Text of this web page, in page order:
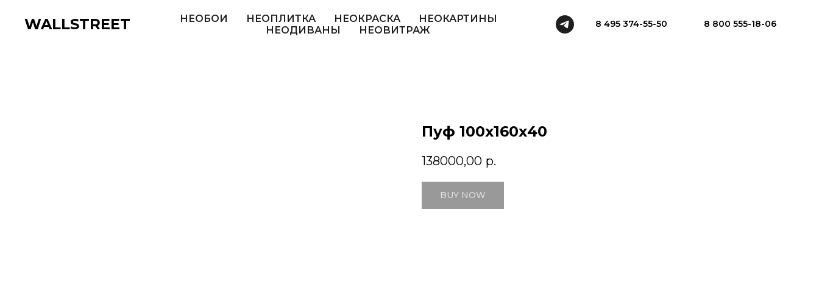
WALLSTREET НЕОБОИ НЕОПЛИТКА НЕОКРАСКА
НЕОКАРТИНЫ
НЕОДИВАНЫ
НЕОВИТРАЖ
8 495 374-55-50 8 800 555-18-06
Пуф 100х160х40
138000,00 р.
BUY NOW